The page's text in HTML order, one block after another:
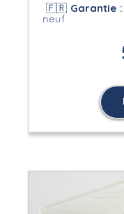
🇫🇷 Garantie:
neuf